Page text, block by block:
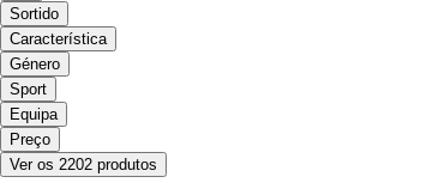
Sortido
Característica
Género
Sport
Equipa
Preço
Ver os 2202 produtos